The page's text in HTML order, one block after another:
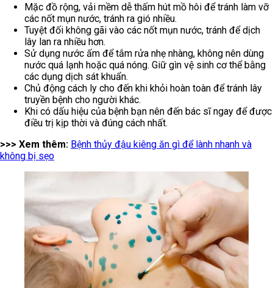
Mặc đồ rộng, vải mềm dễ thấm hút mồ hôi để tránh làm vỡ
các nốt mụn nước, tránh ra gió nhiều.
Tuyệt đối không gãi vào các nốt mụn nước, tránh để dịch
lây lan ra nhiều hơn.
Sử dụng nước ấm để tắm rửa nhẹ nhàng, không nên dùng
nước quá lạnh hoặc quá nóng. Giữ gìn vệ sinh cơ thể bằng
các dụng dịch sát khuẩn.
Chủ động cách ly cho đến khi khỏi hoàn toàn để tránh lây
truyền bệnh cho người khác.
Khi có dấu hiệu của bệnh bạn nên đến bác sĩ ngay để được
điều trị kịp thời và đúng cách nhất.
>>> Xem thêm: Bệnh thủy đậu kiêng ăn gì để lành nhanh và
không bị sẹo